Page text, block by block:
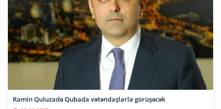
Ramin Quluzadə Qubada vətəndaşlarla görüşəcək